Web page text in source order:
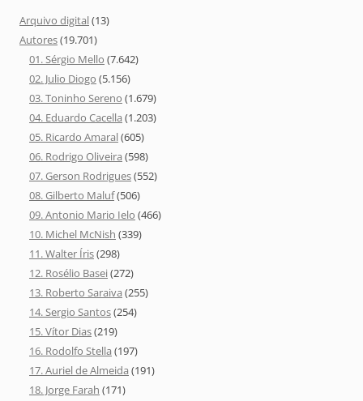
Arquivo digital(13)
Autores(19.701)
01. Sérgio Mello (7.642)
02. Julio Diogo (5.156)
03. Toninho Sereno (1.679)
04. Eduardo Cacella (1.203)
05. Ricardo Amaral(605)
06. Rodrigo Oliveira (598)
07. Gerson Rodrigues(552)
08. Gilberto Maluf(506)
09. Antonio Mario Ielo (466)
10. Michel McNish (339)
11. Walter Íris(298)
12. Rosélio Basei(272)
13. Roberto Saraiva (255)
14. Sergio Santos(254)
15. Vítor Dias(219)
16. Rodolfo Stella (197)
17. Auriel de Almeida (191)
18. Jorge Farah (171)